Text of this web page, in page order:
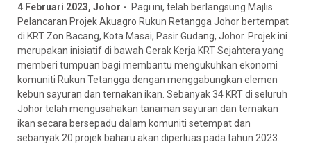
4 Februari 2023, Johor - Pagi ini, telah berlangsung Majlis
Pelancaran Projek Akuagro Rukun Retangga Johor bertempat
di KRT Zon Bacang, Kota Masai, Pasir Gudang, Johor. Projek ini
merupakan inisiatif di bawah Gerak Kerja KRT Sejahtera yang
memberi tumpuan bagi membantu mengukuhkan ekonomi
komuniti Rukun Tetangga dengan menggabungkan elemen
kebun sayuran dan ternakan ikan. Sebanyak 34 KRT di seluruh
Johor telah mengusahakan tanaman sayuran dan ternakan
ikan secara bersepadu dalam komuniti setempat dan
sebanyak 20 projek baharu akan diperluas pada tahun 2023.